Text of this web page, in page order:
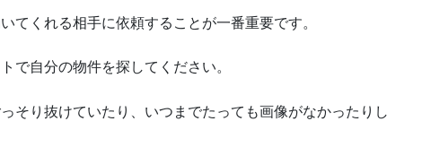
てくれる相手に依頼することが一番重要です。
で自分の物件を探してください。
そり抜けていたり、いつまでたっても画像がなかったりし